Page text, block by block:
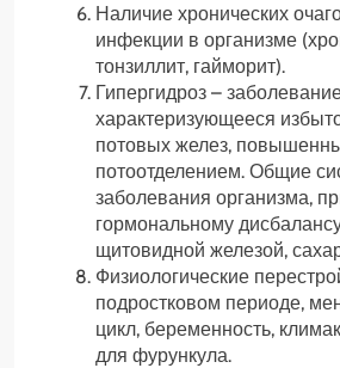
Наличие хронических
инфекции в организме
тонзиллит, гайморит).
Гипергидроз –
характеризующееся
потовых желез,
потоотделением. Общие
заболевания организма,
гормональному
щитовидной железой,
Физиологические
подростковом периоде,
цикл, беременность,
для фурункула.